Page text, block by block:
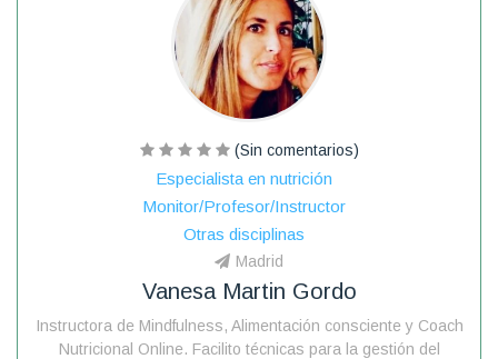
(Sin comentarios)
Especialista en nutrición
Monitor/Profesor/Instructor
Otras disciplinas
Madrid
Vanesa Martin Gordo
Instructora de Mindfulness, Alimentación consciente y Coach
Nutricional Online. Facilito técnicas para la gestión del